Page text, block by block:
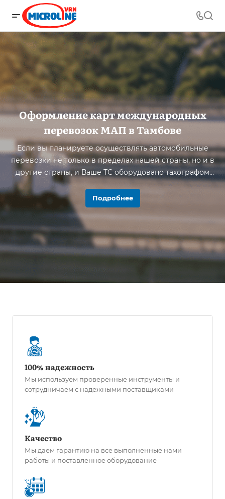
Оформление карт международных
перевозок МАП в Тамбове
Если вы планируете осуществлять автомобильные
перевозки не только в пределах нашей страны, но и в
другие страны, и Ваше ТС оборудовано тахографом
ЕСТР, тогда вам обязательно понадобится
Удостоверение допуска Российского перевозчика и
карта МАП (международных автомобильных
перевозок) на транспортное средство.
Подробнее
100% надежность
Мы используем проверенные инструменты и
сотрудничаем с надежными поставщиками
Качество
Мы даем гарантию на все выполненные нами
работы и поставленное оборудование